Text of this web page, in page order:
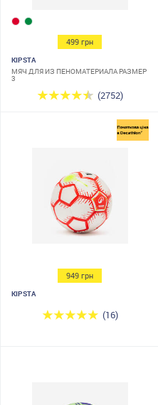
499 грн
KIPSTA
МЯЧ ДЛЯ ИЗ ПЕНОМАТЕРИАЛА РАЗМЕР
3
(2752)
949 грн
KIPSTA
(16)